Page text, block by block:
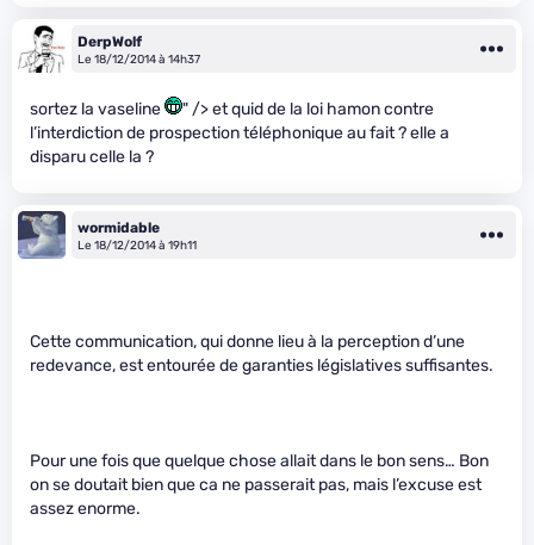
DerpWolf
Le 18/12/2014 à 14h37
sortez la vaseline
" /> et quid de la loi hamon contre
l’interdiction de prospection téléphonique au fait ? elle a
disparu celle la ?
wormidable
Le 18/12/2014 à 19h11
Cette communication, qui donne lieu à la perception d’une
redevance, est entourée de garanties législatives suffisantes.
Pour une fois que quelque chose allait dans le bon sens… Bon
on se doutait bien que ca ne passerait pas, mais l’excuse est
assez enorme.